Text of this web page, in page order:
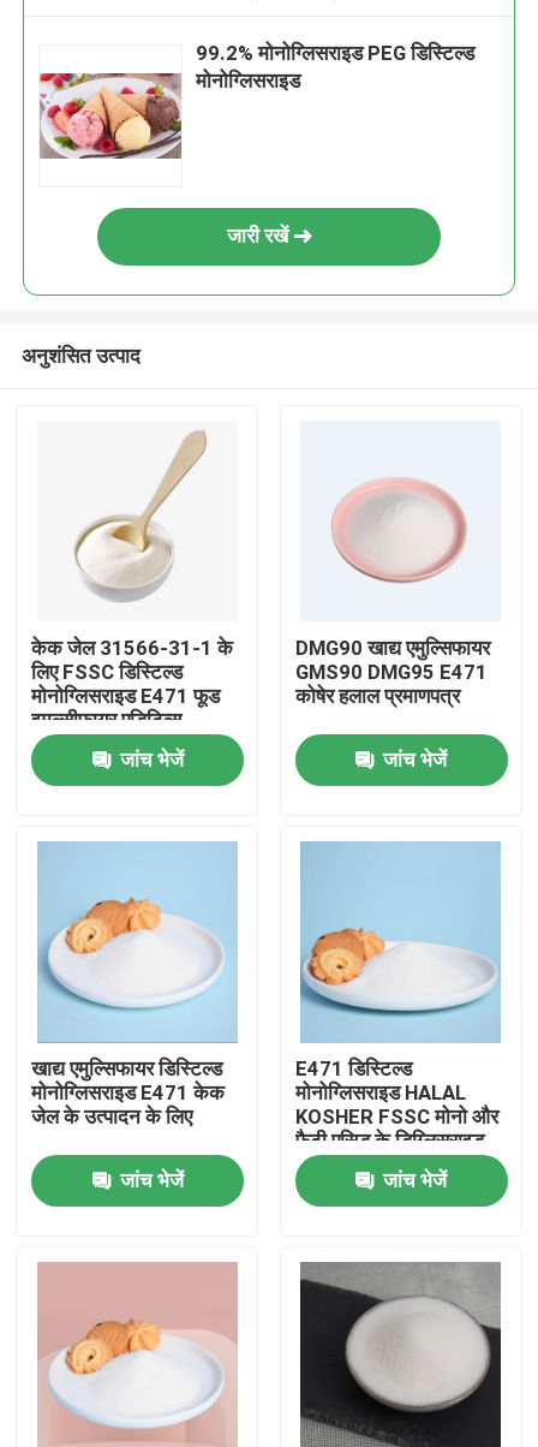
वीआर शो
हमारे बारे में
कारखाना भ्रमण
गुणवत्ता नियंत्रण
समाचार
एक उद्धरण का अनुरोध करें
99.2% मोनोग्लिसराइड PEG डिस्टिल्ड
मोनोग्लिसराइड
जारी रखें
अनुशंसित उत्पाद
केक जेल 31566-31-1 के
लिए FSSC डिस्टिल्ड
मोनोग्लिसराइड E471 फूड
इमल्सीफायर एडिटिव्स
जांच भेजें
DMG90 खाद्य एमुल्सिफायर
GMS90 DMG95 E471
कोषेर हलाल प्रमाणपत्र
जांच भेजें
खाद्य एमुल्सिफायर डिस्टिल्ड
मोनोग्लिसराइड E471 केक
जेल के उत्पादन के लिए
जांच भेजें
E471 डिस्टिल्ड
मोनोग्लिसराइड HALAL
KOSHER FSSC मोनो और
फैटी एसिड के डिग्लिसराइड
जांच भेजें